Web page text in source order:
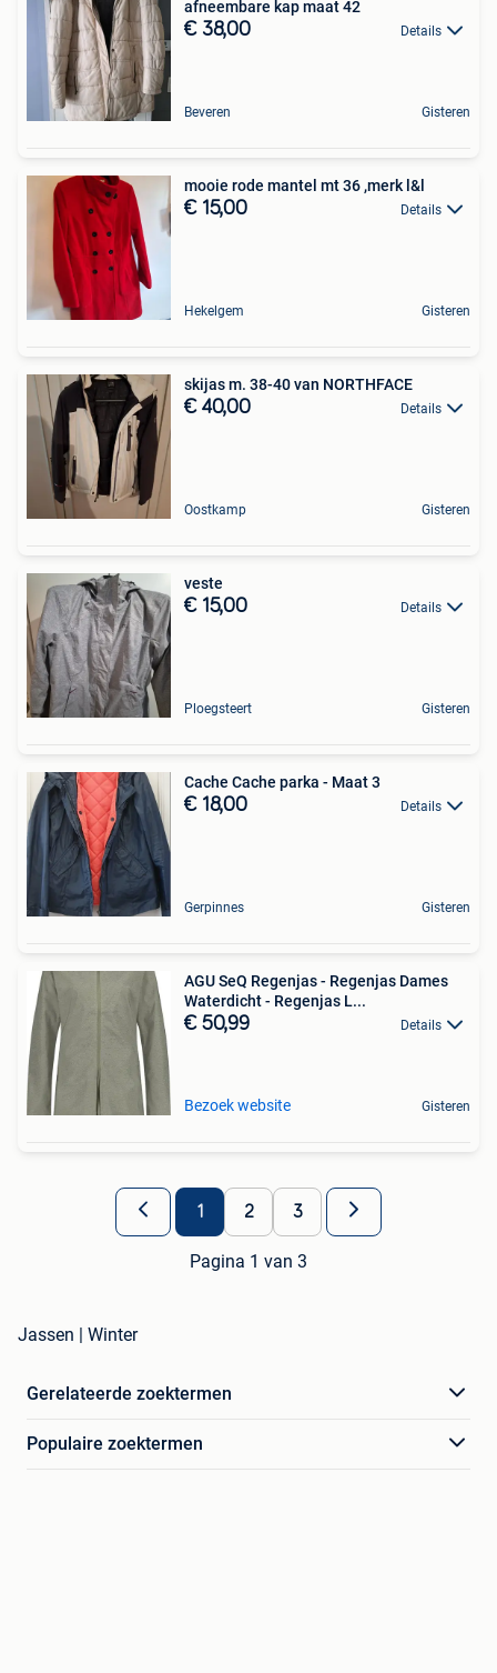
afneembare kap maat 42
€ 38,00 Details
Beveren Gisteren
mooie rode mantel mt 36 ,merk l&l
€ 15,00 Details
Hekelgem Gisteren
skijas m. 38-40 van NORTHFACE
€ 40,00 Details
Oostkamp Gisteren
veste
€ 15,00 Details
Ploegsteert Gisteren
Cache Cache parka - Maat 3
€ 18,00 Details
Gerpinnes Gisteren
AGU SeQ Regenjas - Regenjas Dames
Waterdicht - Regenjas L...
€ 50,99 Details
Bezoek website Gisteren
1 2 3
Pagina 1 van 3
Jassen | Winter
Gerelateerde zoektermen
Populaire zoektermen